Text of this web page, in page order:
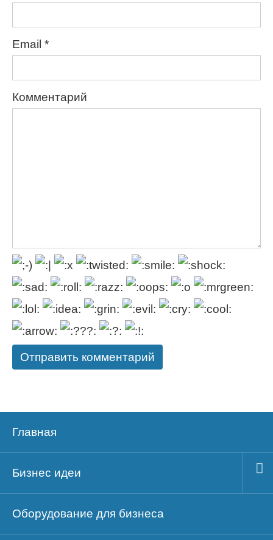
Email *
Комментарий
Главная
Бизнес идеи
Оборудование для бизнеса